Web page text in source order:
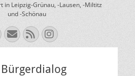
in Leipzig-Grünau, -Lausen, -Miltitz
und -Schönau
E-
Mail
FeedInstagram
Bürgerdialog